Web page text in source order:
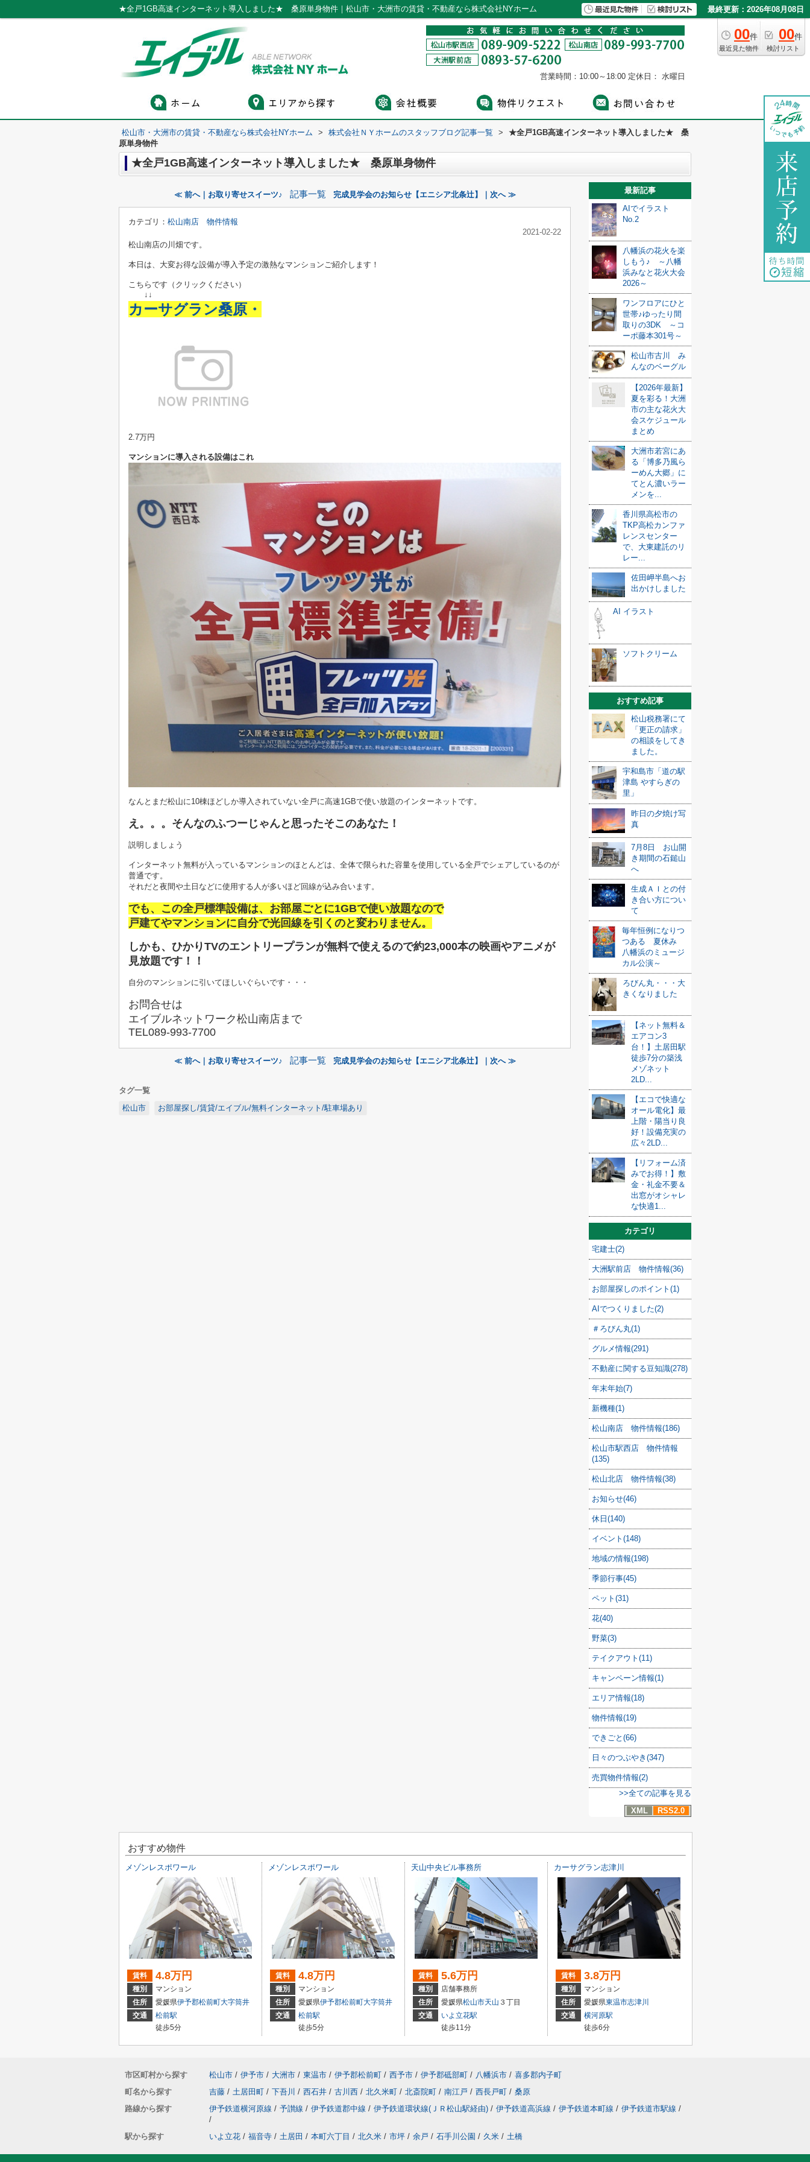
★全戸1GB高速インターネット導入しました★ 桑原単身物件｜松山市・大洲市の賃貸・不動産なら株式会社NYホーム 最終更新：2026年08月08日
00件
最近見た物件
00件
検討リスト
営業時間：10:00～18:00 定休日： 水曜日
松山市・大洲市の賃貸・不動産なら株式会社NYホーム > 株式会社ＮＹホームのスタッフブログ記事一覧 >
★全戸1GB高速インターネット導入しました★ 桑
原単身物件
★全戸1GB高速インターネット導入しました★ 桑原単身物件
≪ 前へ｜お取り寄せスイーツ♪ 記事一覧 完成見学会のお知らせ【エニシア北条辻】｜次へ ≫
カテゴリ： 松山南店 物件情報
2021-02-22
松山南店の川畑です。
本日は、大変お得な設備が導入予定の激熱なマンションご紹介します！
こちらです（クリックください）
↓↓
カーサグラン桑原・
2.7万円
マンションに導入される設備はこれ
なんとまだ松山に10棟ほどしか導入されていない全戸に高速1GBで使い放題のインターネットです。
え 。。。そんなのふつーじゃんと思ったそこのあなた！
説明しましょう
インターネット無料が入っているマンションのほとんどは、全体で限られた容量を使用している全戸でシェアしているのが
普通です。
それだと夜間や土日などに使用する人が多いほど回線が込み合います。
でも、この全戸標準設備は、お部屋ごとに1GBで使い放題なので
戸建てやマンションに自分で光回線を引くのと変わりません。
しかも、ひかりTVのエントリープランが無料で使えるので約23,000本の映画やアニメが
見放題です！！
自分のマンションに引いてほしいぐらいです・・・
お問合せは
エイブルネットワーク松山南店まで
TEL089-993-7700
≪ 前へ｜お取り寄せスイーツ♪ 記事一覧 完成見学会のお知らせ【エニシア北条辻】｜次へ ≫
タグ一覧
松山市
お部屋探し/賃貸/エイブル/無料インターネット/駐車場あり
最新記事
AIでイラスト
No.2
八幡浜の花火を楽
しもう♪ ～八幡
浜みなと花火大会
2026～
ワンフロアにひと
世帯♪ゆったり間
取りの3DK ～コ
ーポ藤本301号～
松山市古川 み
んなのベーグル
【2026年最新】
夏を彩る！大洲
市の主な花火大
会スケジュール
まとめ
大洲市若宮にあ
る「博多乃風ら
ーめん大郷」に
てとん濃いラー
メンを...
香川県高松市の
TKP高松カンファ
レンスセンター
で、大東建託のリ
レー...
佐田岬半島へお
出かけしました
AI イラスト
ソフトクリーム
おすすめ記事
松山税務署にて
「更正の請求」
の相談をしてき
ました。
宇和島市「道の駅
津島 やすらぎの
里」
昨日の夕焼け写
真
7月8日 お山開
き期間の石鎚山
へ
生成ＡＩとの付
き合い方につい
て
毎年恒例になりつ
つある 夏休み
八幡浜のミュージ
カル公演～
ろびん丸・・・大
きくなりました
【ネット無料＆
エアコン3
台！】土居田駅
徒歩7分の築浅
メゾネット
2LD...
【エコで快適な
オール電化】最
上階・陽当り良
好！設備充実の
広々2LD...
【リフォーム済
みでお得！】敷
金・礼金不要＆
出窓がオシャレ
な快適1...
カテゴリ
宅建士(2)
大洲駅前店 物件情報(36)
お部屋探しのポイント(1)
AIでつくりました(2)
＃ろびん丸(1)
グルメ情報(291)
不動産に関する豆知識(278)
年末年始(7)
新機種(1)
松山南店 物件情報(186)
松山市駅西店 物件情報
(135)
松山北店 物件情報(38)
お知らせ(46)
休日(140)
イベント(148)
地域の情報(198)
季節行事(45)
ペット(31)
花(40)
野菜(3)
テイクアウト(11)
キャンペーン情報(1)
エリア情報(18)
物件情報(19)
できごと(66)
日々のつぶやき(347)
売買物件情報(2)
>>全ての記事を見る
XML
RSS2.0
おすすめ物件
メゾンレスポワール
賃料 4.8万円
種別
マンション
住所
愛媛県伊予郡松前町大字筒井
交通
松前駅
徒歩5分
メゾンレスポワール
賃料 4.8万円
種別
マンション
住所
愛媛県伊予郡松前町大字筒井
交通
松前駅
徒歩5分
天山中央ビル事務所
賃料 5.6万円
種別
店舗事務所
住所
愛媛県松山市天山 ３丁目
交通
いよ立花駅
徒歩11分
カーサグラン志津川
賃料 3.8万円
種別
マンション
住所
愛媛県東温市志津川
交通
横河原駅
徒歩6分
市区町村から探す 松山市 / 伊予市 / 大洲市 / 東温市 / 伊予郡松前町 / 西予市 / 伊予郡砥部町 / 八幡浜市 / 喜多郡内子町
町名から探す
吉藤 / 土居田町 / 下吾川 / 西石井 / 古川西 / 北久米町 / 北斎院町 / 南江戸 / 西長戸町 / 桑原
路線から探す
伊予鉄道横河原線 / 予讃線 / 伊予鉄道郡中線 / 伊予鉄道環状線(ＪＲ松山駅経由) / 伊予鉄道高浜線 / 伊予鉄道本町線 / 伊予鉄道市駅線 /
/
駅から探す
いよ立花 / 福音寺 / 土居田 / 本町六丁目 / 北久米 / 市坪 / 余戸 / 石手川公園 / 久米 / 土橋